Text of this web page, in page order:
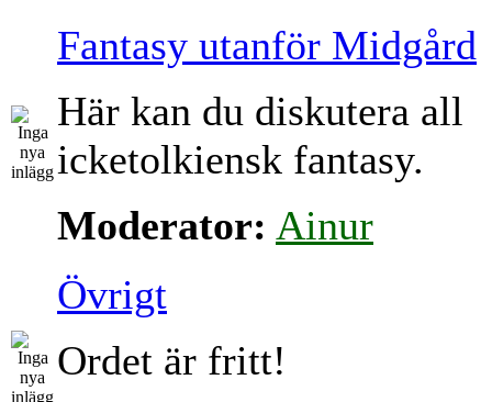
Fantasy utanför Midgård
Här kan du diskutera all
icketolkiensk fantasy.
Moderator: Ainur
Övrigt
Ordet är fritt!